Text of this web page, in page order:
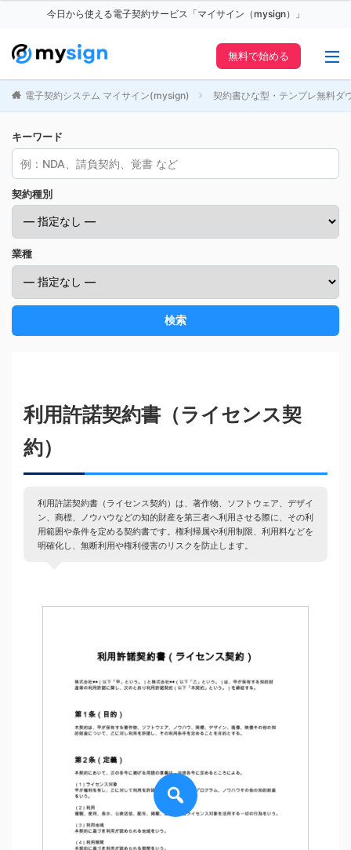
今日から使える電子契約サービス「マイサイン（mysign）」
無料で始める
電子契約システム マイサイン(mysign) 契約書ひな型・テンプレ無料ダ
キーワード
契約種別
業種
検索
利用許諾契約書（ライセンス契
約）
利用許諾契約書（ライセンス契約）は、著作物、ソフトウェア、デザイ
ン、商標、ノウハウなどの知的財産を第三者へ利用させる際に、その利
用範囲や条件を定める契約書です。権利帰属や利用制限、利用料などを
明確化し、無断利用や権利侵害のリスクを防止します。